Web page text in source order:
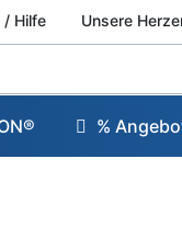
/ Hilfe Unsere
%